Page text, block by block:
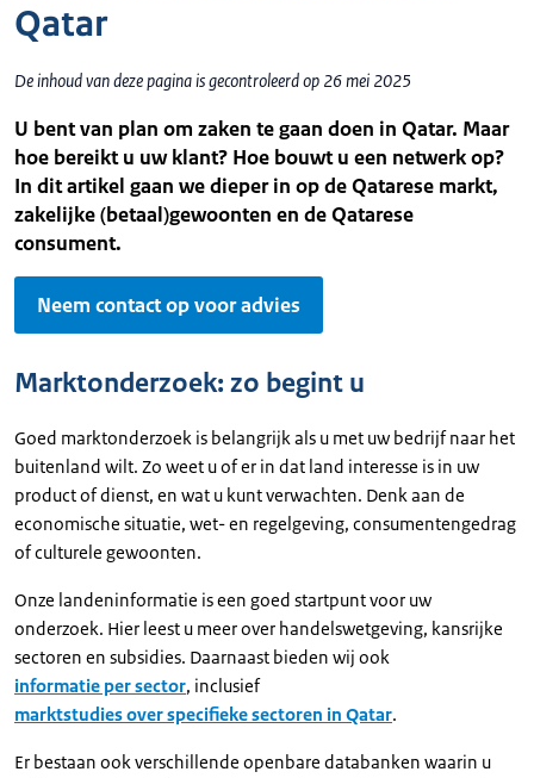
Qatar
De inhoud van deze pagina is gecontroleerd op 26 mei 2025
U bent van plan om zaken te gaan doen in Qatar. Maar
hoe bereikt u uw klant? Hoe bouwt u een netwerk op?
In dit artikel gaan we dieper in op de Qatarese markt,
zakelijke (betaal)gewoonten en de Qatarese
consument.
Neem contact op voor advies
Marktonderzoek: zo begint u
Goed marktonderzoek is belangrijk als u met uw bedrijf naar het
buitenland wilt. Zo weet u of er in dat land interesse is in uw
product of dienst, en wat u kunt verwachten. Denk aan de
economische situatie, wet- en regelgeving, consumentengedrag
of culturele gewoonten.
Onze landeninformatie is een goed startpunt voor uw
onderzoek. Hier leest u meer over handelswetgeving, kansrijke
sectoren en subsidies. Daarnaast bieden wij ook
informatie per sector, inclusief
marktstudies over specifieke sectoren in Qatar.
Er bestaan ook verschillende openbare databanken waarin u